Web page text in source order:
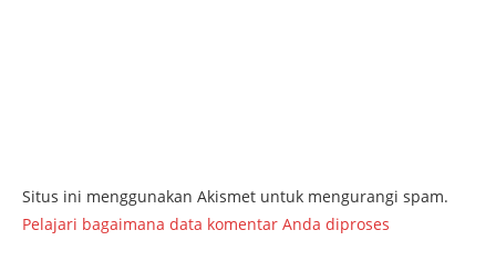
Situs ini menggunakan Akismet untuk mengurangi spam.
Pelajari bagaimana data komentar Anda diproses